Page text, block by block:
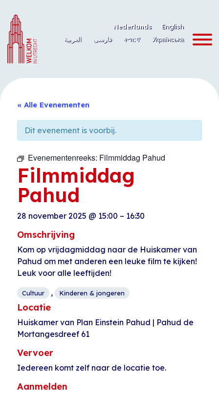
naar
de
inhoud
Nederlands
English
العربية
فارسی ትግርኛ Українська
« Alle Evenementen
Dit evenement is voorbij.
Evenementenreeks: Filmmiddag Pahud
Filmmiddag
Pahud
28 november 2025 @ 15:00 – 16:30
Omschrijving
Kom op vrijdagmiddag naar de Huiskamer van
Pahud om met anderen een leuke film te kijken!
Leuk voor alle leeftijden!
Cultuur , Kinderen & jongeren
Locatie
Huiskamer van Plan Einstein Pahud | Pahud de
Mortangesdreef 61
Vervoer
Iedereen komt zelf naar de locatie toe.
Aanmelden